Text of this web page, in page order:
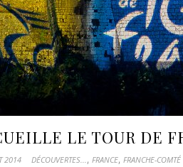
LE TOUR DE
2014 DÉCOUVERTES... , FRANCE, FRANCHE-COMTÉ